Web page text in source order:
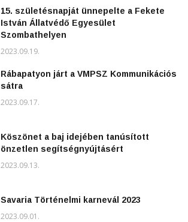
15. születésnapját ünnepelte a Fekete
István Állatvédő Egyesület
Szombathelyen
2023.09.19.
Rábapatyon járt a VMPSZ Kommunikációs
sátra
2023.09.17.
Köszönet a baj idejében tanúsított
önzetlen segítségnyújtásért
2023.09.13.
Savaria Történelmi karnevál 2023
2023.09.01.